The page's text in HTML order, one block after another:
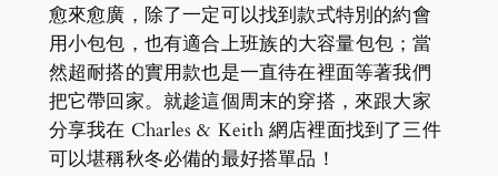
愈來愈廣，除了一定可以找到款式特別的約會
用小包包，也有適合上班族的大容量包包；當
然超耐搭的實用款也是一直待在裡面等著我們
把它帶回家。就趁這個周末的穿搭，來跟大家
分享我在 Charles & Keith 網店裡面找到了三件
可以堪稱秋冬必備的最好搭單品！